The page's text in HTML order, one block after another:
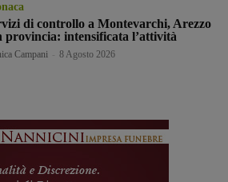
di controllo a Montevarchi, Arezzo
provincia: intensificata l’attività
Campani 8 Agosto 2026